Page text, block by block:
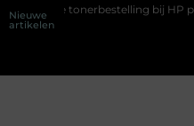
Nieuwe
artikelen
bij HP printers